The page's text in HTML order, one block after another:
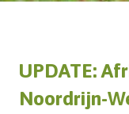
UPDATE:
Noordrijn-